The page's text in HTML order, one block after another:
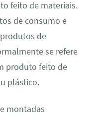
feito de materiais.
de consumo e
de
se refere
produto feito de
plástico.
montadas